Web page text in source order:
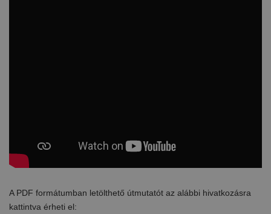
A PDF formátumban letölthető útmutatót az alábbi hivatkozásra
kattintva érheti el: